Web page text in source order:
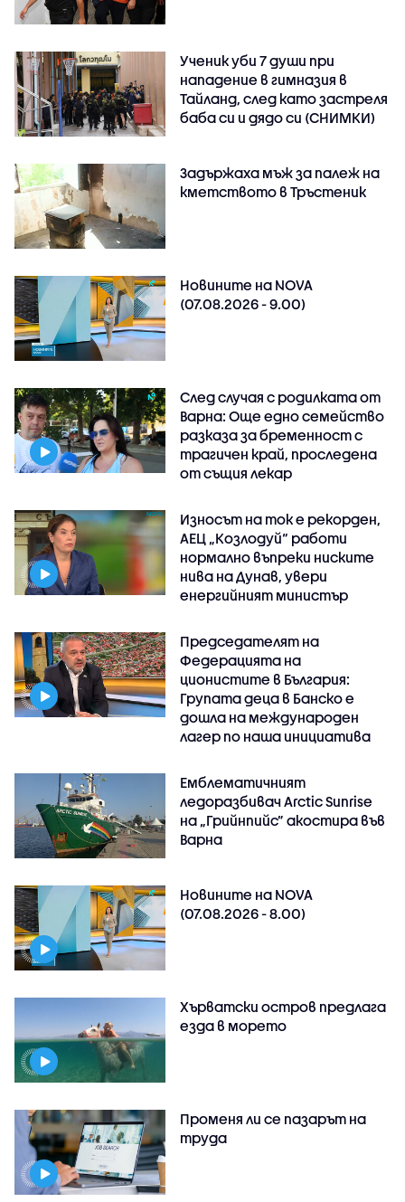
Ученик уби 7 души при
нападение в гимназия в
Тайланд, след като застреля
баба си и дядо си (СНИМКИ)
Задържаха мъж за палеж на
кметството в Тръстеник
Новините на NOVA
(07.08.2026 - 9.00)
След случая с родилката от
Варна: Още едно семейство
разказа за бременност с
трагичен край, проследена
от същия лекар
Износът на ток е рекорден,
АЕЦ „Козлодуй“ работи
нормално въпреки ниските
нива на Дунав, увери
енергийният министър
Председателят на
Федерацията на
ционистите в България:
Групата деца в Банско е
дошла на международен
лагер по наша инициатива
Емблематичният
ледоразбивач Arctic Sunrise
на „Грийнпийс” акостира във
Варна
Новините на NOVA
(07.08.2026 - 8.00)
Хърватски остров предлага
езда в морето
Променя ли се пазарът на
труда